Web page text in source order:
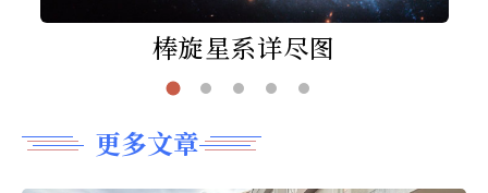
棒旋星系详尽图
更多文章